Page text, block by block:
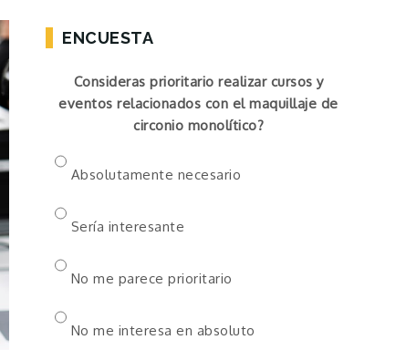
ENCUESTA
Consideras prioritario realizar cursos y
eventos relacionados con el maquillaje de
circonio monolítico?
Absolutamente necesario
Sería interesante
No me parece prioritario
No me interesa en absoluto